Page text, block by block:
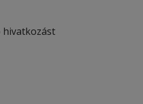
hivatkozást